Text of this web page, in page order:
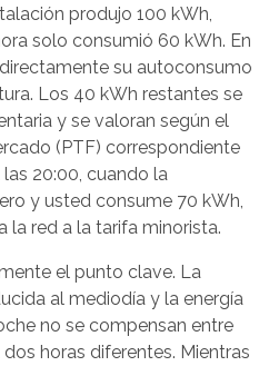
produjo 100 kWh,
solo consumió 60 kWh. En
su autoconsumo
Los 40 kWh restantes se
y se valoran según el
(PTF) correspondiente
las 20:00, cuando la
y usted consume 70 kWh,
la red a la tarifa minorista.
el punto clave. La
al mediodía y la energía
no se compensan entre
horas diferentes. Mientras